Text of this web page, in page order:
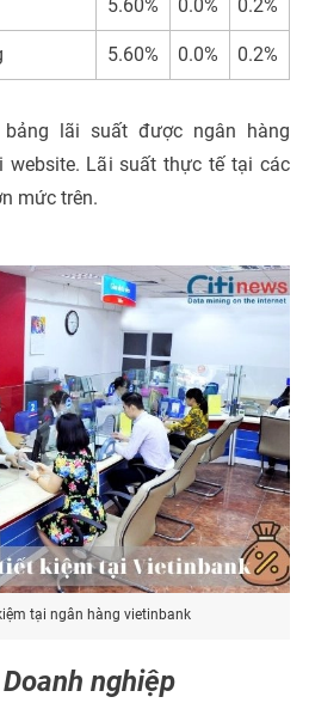
5.60% 0.0% 0.2%
5.60% 0.0% 0.2%
lãi suất được ngân hàng
website. Lãi suất thực tế tại các
mức trên.
tại ngân hàng vietinbank
nghiệp